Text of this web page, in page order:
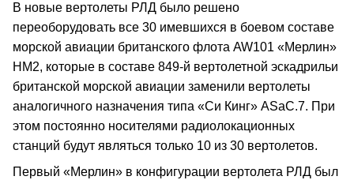
В новые вертолеты РЛД было решено
переоборудовать все 30 имевшихся в боевом составе
морской авиации британского флота AW101 «Мерлин»
HM2, которые в составе 849-й вертолетной эскадрильи
британской морской авиации заменили вертолеты
аналогичного назначения типа «Си Кинг» ASaC.7. При
этом постоянно носителями радиолокационных
станций будут являться только 10 из 30 вертолетов.
Первый «Мерлин» в конфигурации вертолета РЛД был